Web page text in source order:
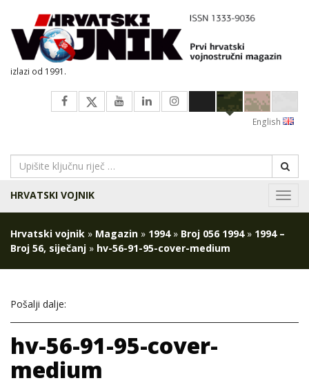
izlazi od 1991.
English
HRVATSKI VOJNIK
Hrvatski vojnik » Magazin » 1994» Broj 056 1994» 1994 –
Broj 56, siječanj » hv-56-91-95-cover-medium
Pošalji dalje:
hv-56-91-95-cover-
medium